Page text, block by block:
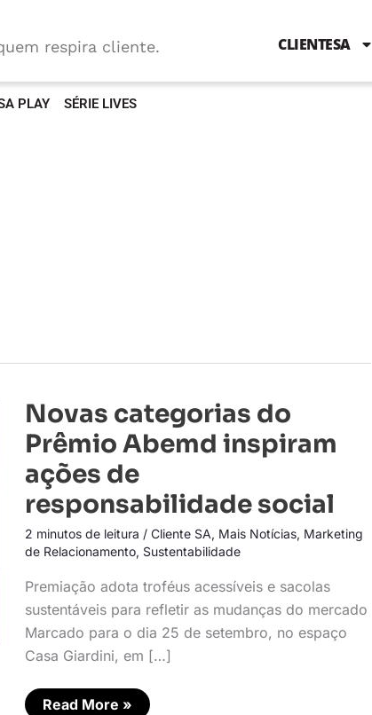
respira cliente. CLIENTESA
PLAY SÉRIE LIVES
Novas categorias do
Prêmio Abemd inspiram
ações de
responsabilidade social
2 minutos de leitura / Cliente SA, Mais Notícias, Marketing
de Relacionamento, Sustentabilidade
Premiação adota troféus acessíveis e sacolas
sustentáveis para refletir as mudanças do mercado
Marcado para o dia 25 de setembro, no espaço
Casa Giardini, em […]
Novas
categorias
do
Prêmio
Abemd
inspiram
ações
de
responsabilidade
social
Read More »